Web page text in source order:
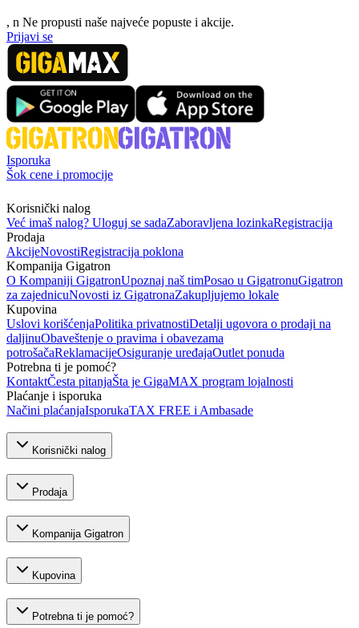
, n Ne propusti naše najveće popuste i akcije.
Prijavi se
Isporuka
Šok cene i promocije
Korisnički nalog
Već imaš nalog? Uloguj se sadaZaboravljena lozinkaRegistracija
Prodaja
AkcijeNovostiRegistracija poklona
Kompanija Gigatron
O Kompaniji GigatronUpoznaj naš timPosao u GigatronuGigatron
za zajednicuNovosti iz GigatronaZakupljujemo lokale
Kupovina
Uslovi korišćenjaPolitika privatnostiDetalji ugovora o prodaji na
daljinuObaveštenje o pravima i obavezama
potrošačaReklamacijeOsiguranje uređajaOutlet ponuda
Potrebna ti je pomoć?
KontaktČesta pitanjaŠta je GigaMAX program lojalnosti
Plaćanje i isporuka
Načini plaćanjaIsporukaTAX FREE i Ambasade
Korisnički nalog
Prodaja
Kompanija Gigatron
Kupovina
Potrebna ti je pomoć?